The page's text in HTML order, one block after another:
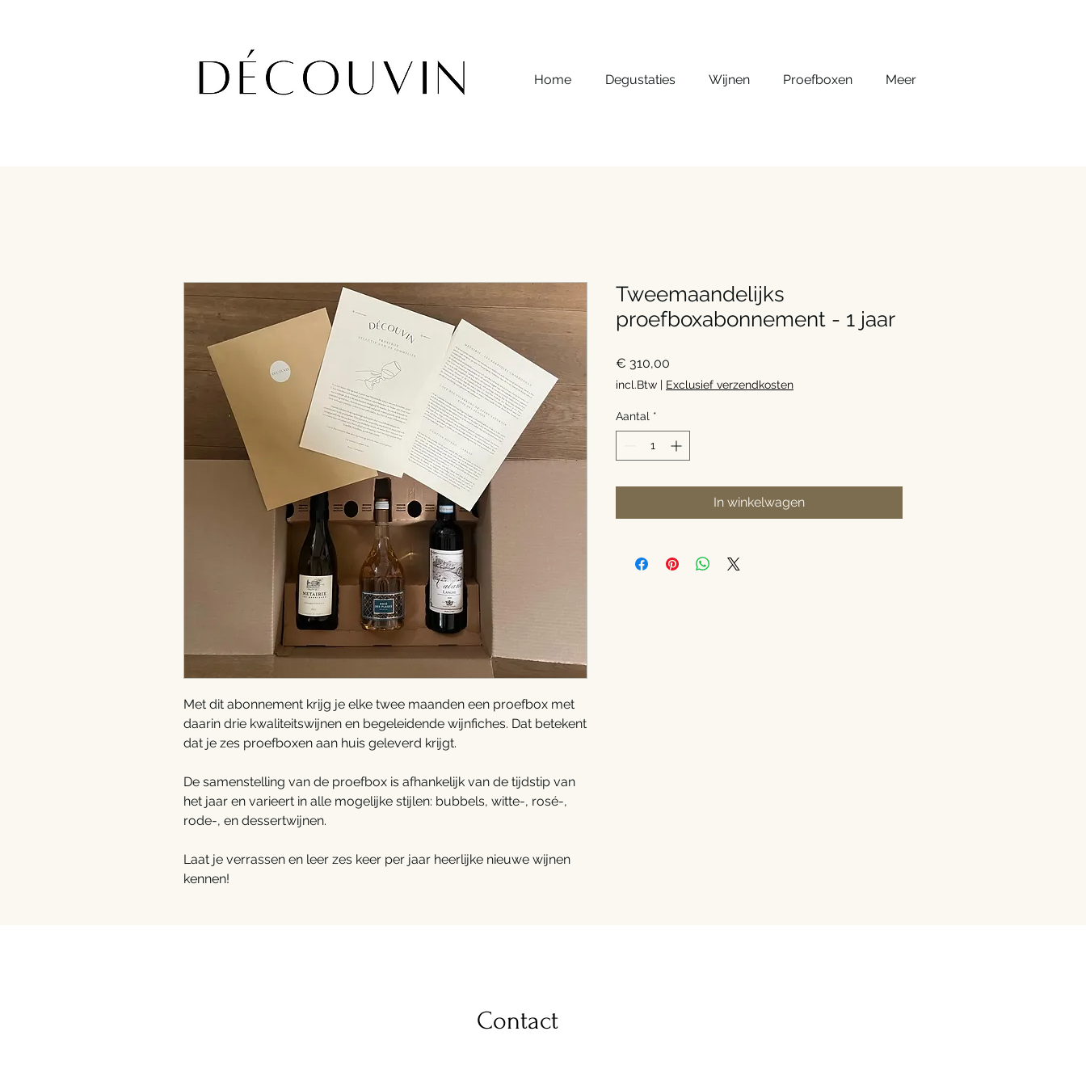
Home Degustaties Wijnen Proefboxen Meer
Met dit abonnement krijg je elke twee maanden een proefbox met
daarin drie kwaliteitswijnen en begeleidende wijnfiches. Dat betekent
dat je zes proefboxen aan huis geleverd krijgt.
De samenstelling van de proefbox is afhankelijk van de tijdstip van
het jaar en varieert in alle mogelijke stijlen: bubbels, witte-, rosé-,
rode-, en dessertwijnen.
Laat je verrassen en leer zes keer per jaar heerlijke nieuwe wijnen
kennen!
Tweemaandelijks
proefboxabonnement - 1 jaar
€ 310,00
incl.Btw | Exclusief verzendkosten
Aantal *
In winkelwagen
Contact